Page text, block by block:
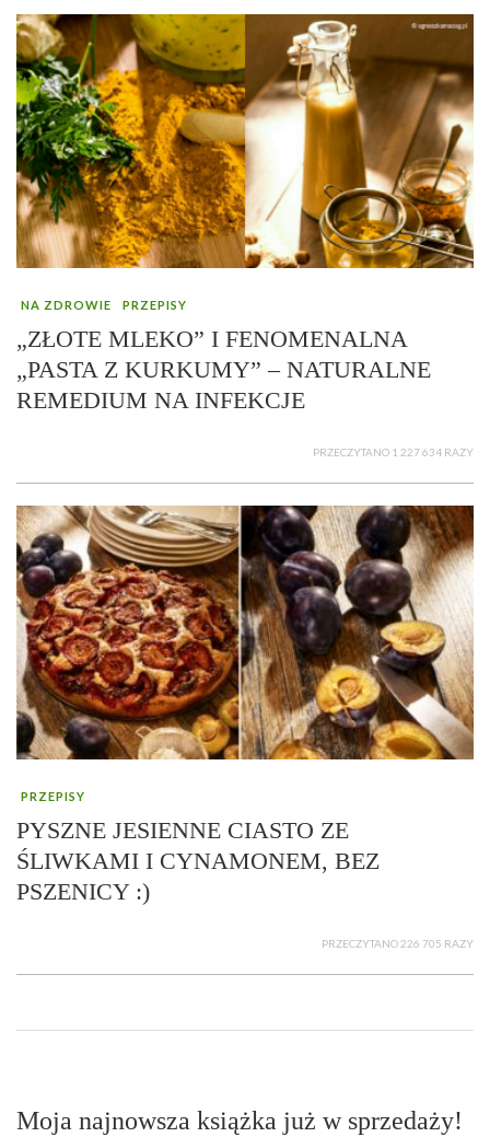
NA ZDROWIE PRZEPISY
„ZŁOTE MLEKO” I FENOMENALNA
„PASTA Z KURKUMY” – NATURALNE
REMEDIUM NA INFEKCJE
PRZECZYTANO 1 227 634 RAZY
PRZEPISY
PYSZNE JESIENNE CIASTO ZE
ŚLIWKAMI I CYNAMONEM, BEZ
PSZENICY :)
PRZECZYTANO 226 705 RAZY
Moja najnowsza książka już w sprzedaży!